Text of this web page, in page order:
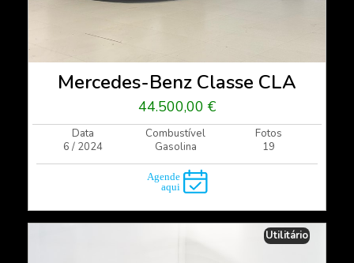
Mercedes-Benz Classe CLA
44.500,00 €
Data
6 / 2024
Combustível
Gasolina
Fotos
19
Utilitário